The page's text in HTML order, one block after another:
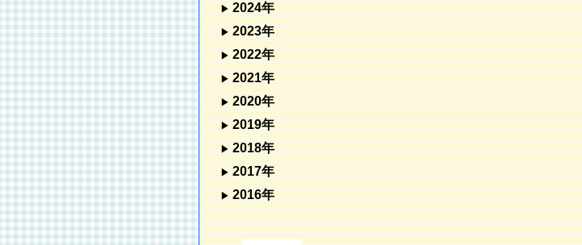
2024年
2023年
2022年
2021年
2020年
2019年
2018年
2017年
2016年